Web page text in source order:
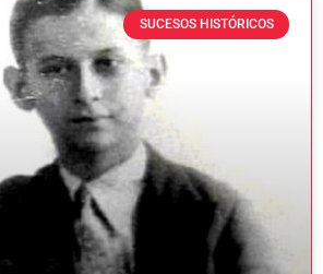
SUCESOS HISTÓRICOS